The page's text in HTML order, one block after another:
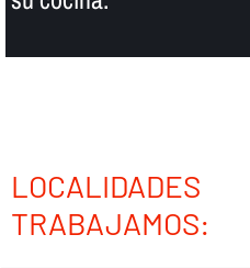
TRABAJAMOS: